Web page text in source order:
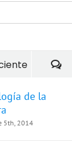
de la
5th, 2014